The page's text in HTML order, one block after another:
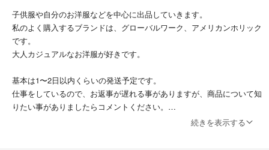
子供服や自分のお洋服などを中心に出品していきます。
私のよく購入するブランドは、グローバルワーク、アメリカンホリック
です。
大人カジュアルなお洋服が好きです。
基本は1〜2日以内くらいの発送予定です。
仕事をしているので、お返事が遅れる事がありますが、商品について知
りたい事がありましたらコメントください。
他でも出品していますので、売れたらどんどん削除していきます。
続きを表示する